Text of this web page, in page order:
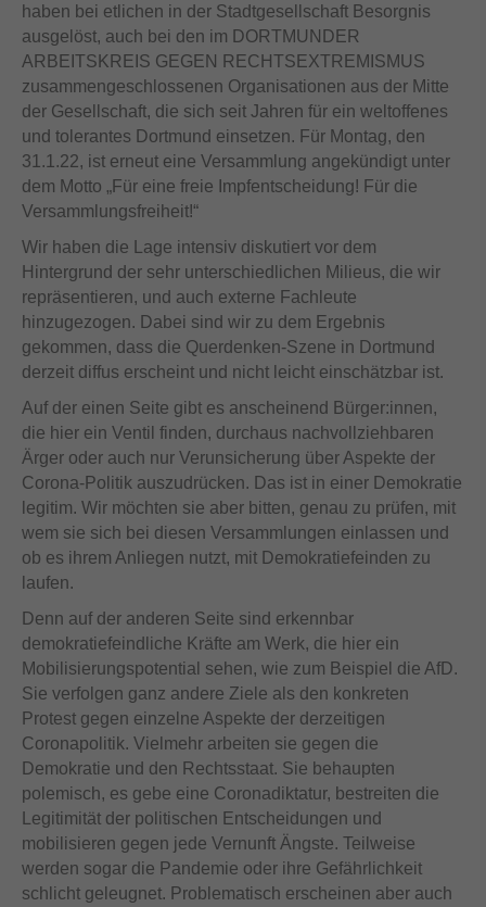
haben bei etlichen in der Stadtgesellschaft Besorgnis
ausgelöst, auch bei den im DORTMUNDER
ARBEITSKREIS GEGEN RECHTSEXTREMISMUS
zusammengeschlossenen Organisationen aus der Mitte
der Gesellschaft, die sich seit Jahren für ein weltoffenes
und tolerantes Dortmund einsetzen. Für Montag, den
31.1.22, ist erneut eine Versammlung angekündigt unter
dem Motto „Für eine freie Impfentscheidung! Für die
Versammlungsfreiheit!“
Wir haben die Lage intensiv diskutiert vor dem
Hintergrund der sehr unterschiedlichen Milieus, die wir
repräsentieren, und auch externe Fachleute
hinzugezogen. Dabei sind wir zu dem Ergebnis
gekommen, dass die Querdenken-Szene in Dortmund
derzeit diffus erscheint und nicht leicht einschätzbar ist.
Auf der einen Seite gibt es anscheinend Bürger:innen,
die hier ein Ventil finden, durchaus nachvollziehbaren
Ärger oder auch nur Verunsicherung über Aspekte der
Corona-Politik auszudrücken. Das ist in einer Demokratie
legitim. Wir möchten sie aber bitten, genau zu prüfen, mit
wem sie sich bei diesen Versammlungen einlassen und
ob es ihrem Anliegen nutzt, mit Demokratiefeinden zu
laufen.
Denn auf der anderen Seite sind erkennbar
demokratiefeindliche Kräfte am Werk, die hier ein
Mobilisierungspotential sehen, wie zum Beispiel die AfD.
Sie verfolgen ganz andere Ziele als den konkreten
Protest gegen einzelne Aspekte der derzeitigen
Coronapolitik. Vielmehr arbeiten sie gegen die
Demokratie und den Rechtsstaat. Sie behaupten
polemisch, es gebe eine Coronadiktatur, bestreiten die
Legitimität der politischen Entscheidungen und
mobilisieren gegen jede Vernunft Ängste. Teilweise
werden sogar die Pandemie oder ihre Gefährlichkeit
schlicht geleugnet. Problematisch erscheinen aber auch